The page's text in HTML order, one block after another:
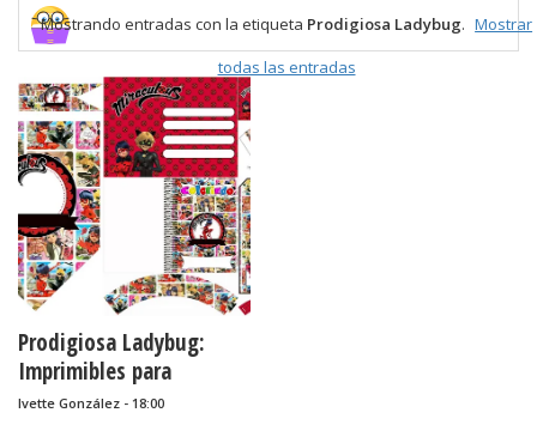
Mostrando entradas con la etiqueta Prodigiosa Ladybug. Mostrar
todas las entradas
Prodigiosa Ladybug:
Imprimibles para
Cumpleaños e
Ivette González - 18:00